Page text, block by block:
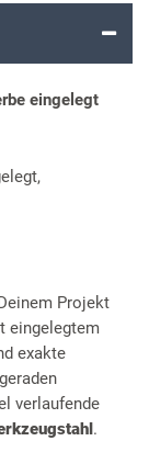
eingelegt
Projekt
eingelegtem
exakte
verlaufende
.